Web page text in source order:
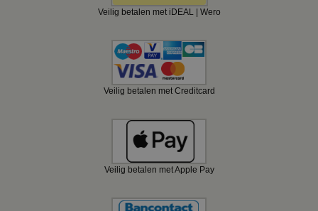
Veilig betalen met iDEAL | Wero
Veilig betalen met Creditcard
Veilig betalen met Apple Pay